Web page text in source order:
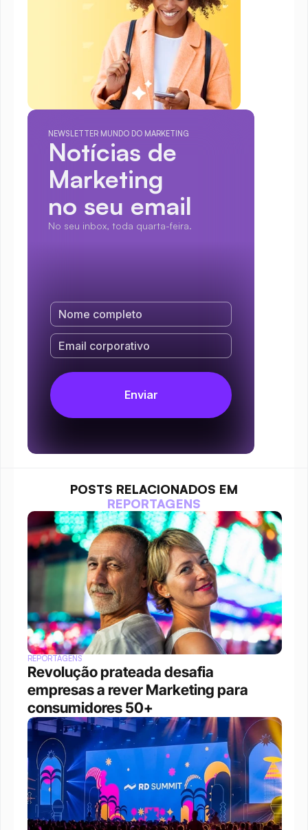
NEWSLETTER MUNDO DO MARKETING
Notícias de
Marketing
no seu email
No seu inbox, toda quarta-feira.
POSTS RELACIONADOS EM
REPORTAGENS
REPORTAGENS
Revolução prateada desafia
empresas a rever Marketing para
consumidores 50+